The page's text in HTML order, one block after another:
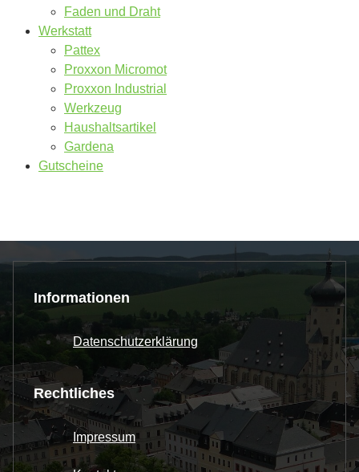
Faden und Draht
Werkstatt
Pattex
Proxxon Micromot
Proxxon Industrial
Werkzeug
Haushaltsartikel
Gardena
Gutscheine
Informationen
Datenschutzerklärung
Rechtliches
Impressum